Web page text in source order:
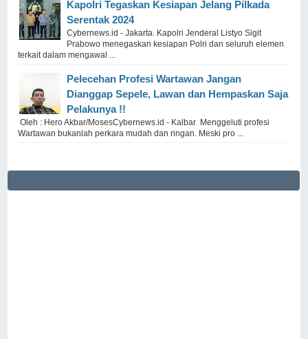
Kapolri Tegaskan Kesiapan Jelang Pilkada
Serentak 2024
Cybernews.id - Jakarta. Kapolri Jenderal Listyo Sigit
Prabowo menegaskan kesiapan Polri dan seluruh elemen
terkait dalam mengawal ...
Pelecehan Profesi Wartawan Jangan
Dianggap Sepele, Lawan dan Hempaskan Saja
Pelakunya !!
Oleh : Hero Akbar/MosesCybernews.id - Kalbar Menggeluti profesi
Wartawan bukanlah perkara mudah dan ringan. Meski pro ...